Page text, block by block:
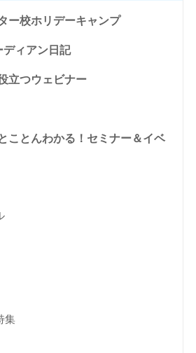
ー校ホリデーキャンプ
ディアン日記
立つウェビナー
ことんわかる！セミナー＆イベ
集